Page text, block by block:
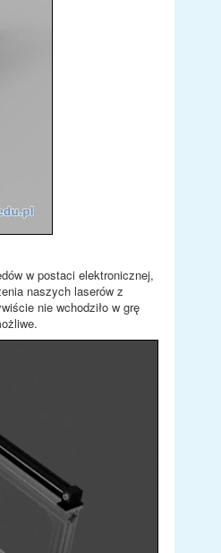
w postaci elektronicznej,
naszych laserów z
nie wchodziło w grę